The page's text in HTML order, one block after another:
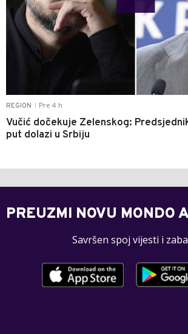
REGION Pre 4 h
Vučić dočekuje Zelenskog:
put dolazi u Srbiju
PREUZMI NOVU MONDO
Savršen spoj vijesti i